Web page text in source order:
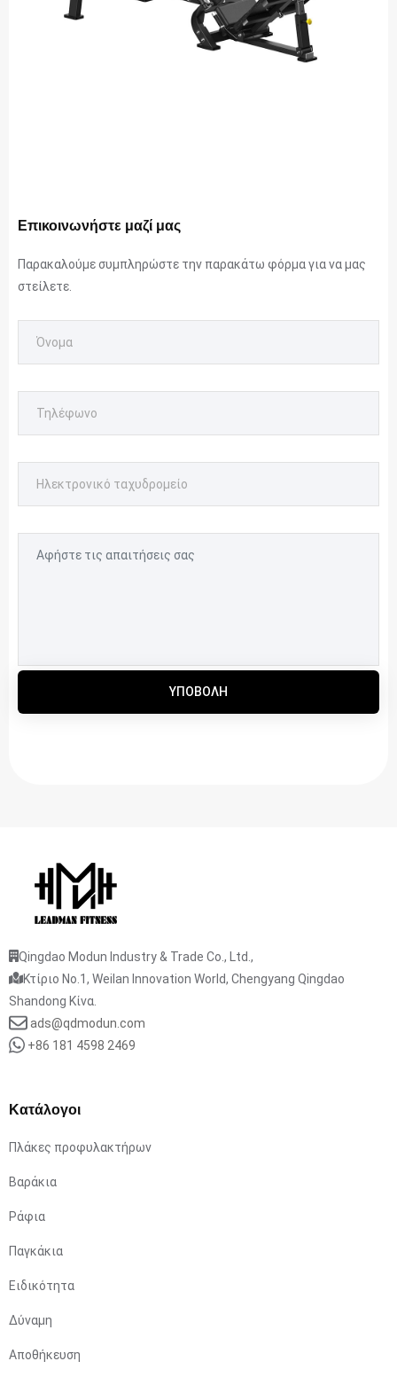
Επικοινωνήστε μαζί μας
Παρακαλούμε συμπληρώστε την παρακάτω φόρμα για να μας
στείλετε.
ΥΠΟΒΟΛΉ
Qingdao Modun Industry & Trade Co., Ltd.,
Κτίριο No.1, Weilan Innovation World, Chengyang Qingdao
Shandong Κίνα.
ads@qdmodun.com
+86 181 4598 2469
Κατάλογοι
Πλάκες προφυλακτήρων
Βαράκια
Ράφια
Παγκάκια
Ειδικότητα
Δύναμη
Αποθήκευση